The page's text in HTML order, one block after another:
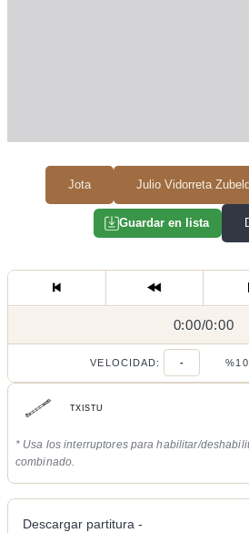
Jota Julio Vidorreta
Guardar en lista
0:00/
0:00/0:00
VELOCIDAD: -
TXISTU
* Usa los interruptores para habilitar/
combinado.
Descargar partitura -